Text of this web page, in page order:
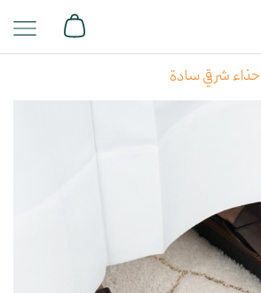
حذاء شرقي سادة